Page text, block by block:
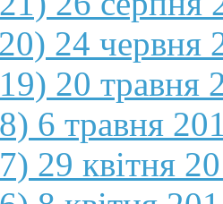
24 червня
20 травня
6 травня
29 квітня